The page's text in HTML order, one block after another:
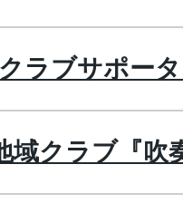
ラブサポー
域クラブ『吹